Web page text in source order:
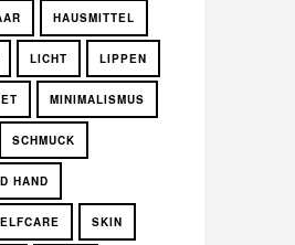
HAUSMITTEL
LICHT LIPPEN
MINIMALISMUS
SCHMUCK
HAND
SKIN